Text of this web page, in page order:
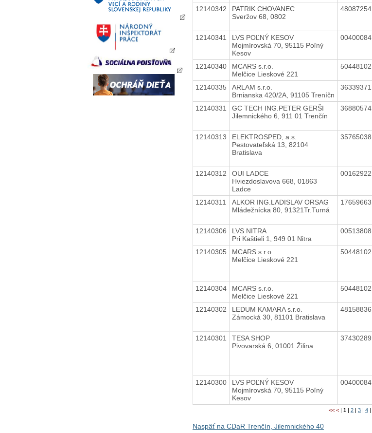
12140342
PATRIK CHOVANEC
Sveržov 68, 0802
48087254
12140341
LVS POĽNÝ KESOV
Mojmírovská 70, 95115 Poľný
Kesov
00400084
12140340
MCARS s.r.o.
Melčice Lieskové 221
50448102
12140335
ARLAM s.r.o.
Brnianska 420/2A, 91105 Treníčn
36339371
12140331
GC TECH ING.PETER GERŠI
Jilemnického 6, 911 01 Trenčín
36880574
12140313
ELEKTROSPED, a.s.
Pestovateľská 13, 82104
Bratislava
35765038
12140312
OUI LADCE
Hviezdoslavova 668, 01863
Ladce
00162922
12140311
ALKOR ING.LADISLAV ORSAG
Mládežnícka 80, 91321Tr.Turná
17659663
12140306
LVS NITRA
Pri Kaštieli 1, 949 01 Nitra
00513808
12140305
MCARS s.r.o.
Melčice Lieskové 221
50448102
12140304
MCARS s.r.o.
Melčice Lieskové 221
50448102
12140302
LEDUM KAMARA s.r.o.
Zámocká 30, 81101 Bratislava
48158836
12140301
TESA SHOP
Pivovarská 6, 01001 Žilina
37430289
12140300
LVS POĽNÝ KESOV
Mojmírovská 70, 95115 Poľný
Kesov
00400084
<< <| 1| 2| 3| 4|
Naspäť na CDaR Trenčín, Jilemnického 40